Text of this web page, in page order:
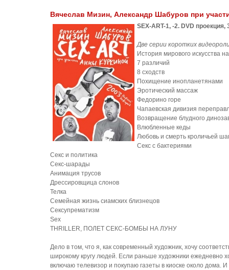
Вячеслав Мизин, Александр Шабуров при
SEX-ART-1, -2. DVD проекция,
Две серии коротких
История мирового искусства
7 различий
8 сходств
Похищение инопланетянами
Эротический массаж
Федорино горе
Чапаевская дивизия
Возвращение блудного
Влюбленные кеды
Любовь и смерть кроличьей
Секс с бактериями
Секс и политика
Секс-шарады
Анимация трусов
Дрессировщица слонов
Телка
Семейная жизнь сиамских близнецов
Сексупрематизм
Sex
THRILLER, ПОЛЕТ СЕКС-БОМБЫ НА ЛУНУ
Дело в том, что я, как современный художник, хочу
широкому кругу людей. Если раньше художники ежедневно
включаю телевизор и покупаю газеты в киоске около дома.